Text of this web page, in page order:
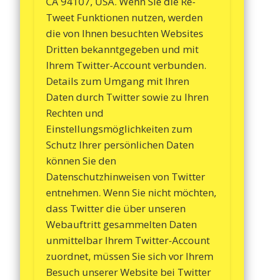
Tweet Funktionen nutzen, werden
die von Ihnen besuchten Websites
Dritten bekanntgegeben und mit
Ihrem Twitter-Account verbunden.
Details zum Umgang mit Ihren
Daten durch Twitter sowie zu Ihren
Rechten und
Einstellungsmöglichkeiten zum
Schutz Ihrer persönlichen Daten
können Sie den
Datenschutzhinweisen von Twitter
entnehmen. Wenn Sie nicht möchten,
dass Twitter die über unseren
Webauftritt gesammelten Daten
unmittelbar Ihrem Twitter-Account
zuordnet, müssen Sie sich vor Ihrem
Besuch unserer Website bei Twitter